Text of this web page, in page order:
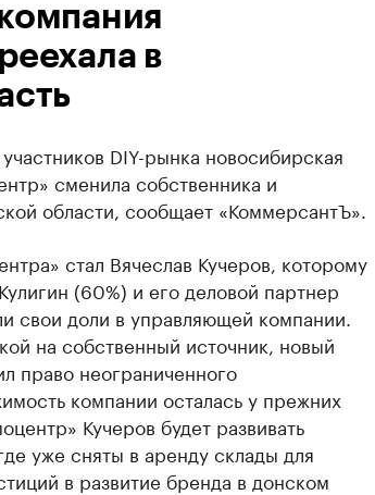
в
DIY-рынка новосибирская
сменила собственника и
области, сообщает «КоммерсантЪ».
стал Вячеслав Кучеров, которому
(60%) и его деловой партнер
свои доли в управляющей компании.
на собственный источник, новый
право неограниченного
компании осталась у прежних
Кучеров будет развивать
уже сняты в аренду склады для
в развитие бренда в донском